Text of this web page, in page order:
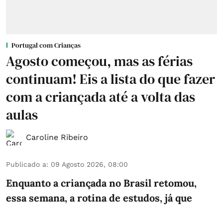
Portugal com Crianças
Agosto começou, mas as férias
continuam! Eis a lista do que fazer
com a criançada até a volta das
aulas
Caroline Ribeiro
Publicado a: 09 Agosto 2026, 08:00
Enquanto a criançada no Brasil retomou,
essa semana, a rotina de estudos, já que